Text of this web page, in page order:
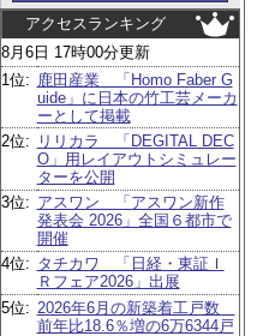
アクセスランキング
8月6日 17時00分更新
1位: 鹿田産業 「Homo Faber G
uide」に日本の竹工芸メーカ
ーとして掲載
2位:
リリカラ 「DEGITAL DEC
O」用レイアウトシミュレー
ターを公開
3位: アスワン 「アスワン新作
発表会 2026」全国６都市で
開催
4位: タチカワ 「日経・東証Ｉ
Ｒフェア2026」出展
5位: 2026年6月の新築着工戸数
前年比18.6％増の6万6344戸